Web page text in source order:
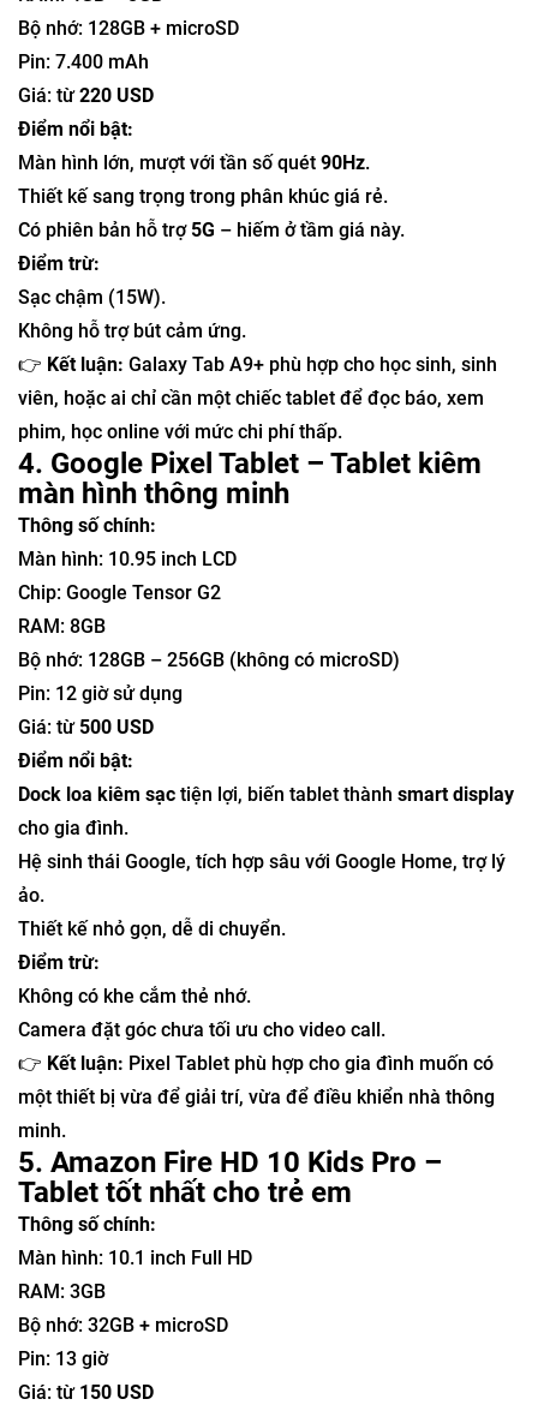
Bộ nhớ: 128GB + microSD
Pin: 7.400 mAh
Giá: từ220 USD
Điểm nổi bật:
Màn hình lớn, mượt với tần số quét 90Hz.
Thiết kế sang trọng trong phân khúc giá rẻ.
Có phiên bản hỗ trợ 5G – hiếm ở tầm giá này.
Điểm trừ:
Sạc chậm (15W).
Không hỗ trợ bút cảm ứng.
👉 Kết luận: Galaxy Tab A9+ phù hợp cho học sinh, sinh
viên, hoặc ai chỉ cần một chiếc tablet để đọc báo, xem
phim, học online với mức chi phí thấp.
4. Google Pixel Tablet – Tablet kiêm
màn hình thông minh
Thông số chính:
Màn hình: 10.95 inch LCD
Chip: Google Tensor G2
RAM: 8GB
Bộ nhớ: 128GB – 256GB (không có microSD)
Pin: 12 giờ sử dụng
Giá: từ 500 USD
Điểm nổi bật:
Dock loa kiêm sạc tiện lợi, biến tablet thành smart display
cho gia đình.
Hệ sinh thái Google, tích hợp sâu với Google Home, trợ lý
ảo.
Thiết kế nhỏ gọn, dễ di chuyển.
Điểm trừ:
Không có khe cắm thẻ nhớ.
Camera đặt góc chưa tối ưu cho video call.
👉 Kết luận: Pixel Tablet phù hợp cho gia đình muốn có
một thiết bị vừa để giải trí, vừa để điều khiển nhà thông
minh.
5. Amazon Fire HD 10 Kids Pro –
Tablet tốt nhất cho trẻ em
Thông số chính:
Màn hình: 10.1 inch Full HD
RAM: 3GB
Bộ nhớ: 32GB + microSD
Pin: 13 giờ
Giá: từ 150 USD